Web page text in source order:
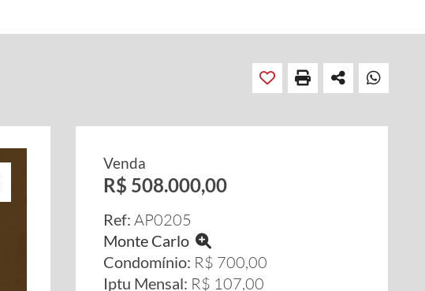
Venda
R$ 508.000,00
Ref: AP0205
Monte Carlo
Condomínio: R$ 700,00
Iptu Mensal: R$ 107,00